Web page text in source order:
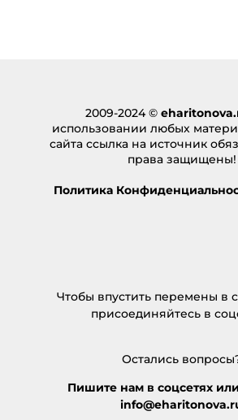
2009-2024 ©
использовании любых
сайта ссылка на источник
права защищены!
Политика
Чтобы впустить перемены в
присоединяйтесь в
Остались
Пишите нам в соцсетях